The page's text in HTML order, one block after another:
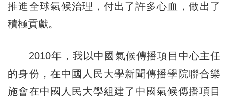
推進全球氣候治理，付出了許多心血，做出了
積極貢獻。
2010年，我以中國氣候傳播項目中心主任
的身份，在中國人民大學新聞傳播學院聯合樂
施會在中國人民大學組建了中國氣候傳播項目